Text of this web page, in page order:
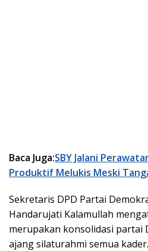
Baca Juga:SBY Jalani
Produktif Melukis Meski
Sekretaris DPD Partai
Handarujati Kalamullah
merupakan konsolidasi partai
ajang silaturahmi semua kader.